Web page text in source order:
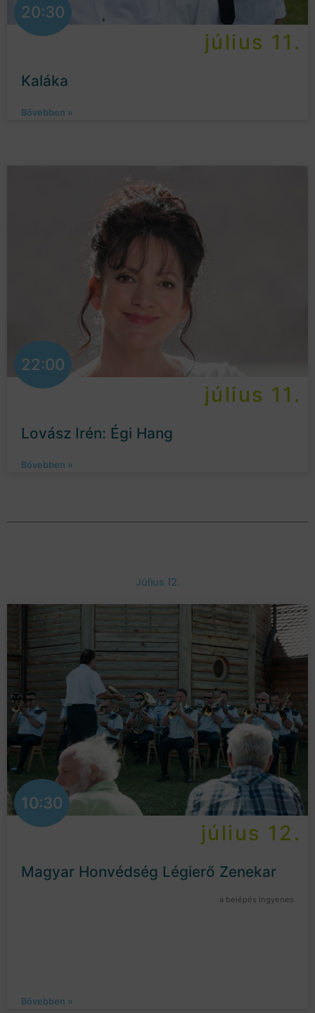
20:30
július 11.
Kaláka
Bővebben »
22:00
július 11.
Lovász Irén: Égi Hang
Bővebben »
Július 12.
10:30
július 12.
Magyar Honvédség Légierő Zenekar
a belépés ingyenes
Bővebben »